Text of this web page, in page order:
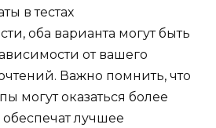
в тестах
оба варианта могут быть
от вашего
Важно помнить, что
могут оказаться более
лучшее